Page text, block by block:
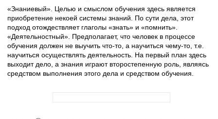
«Знаниевый». Целью и смыслом обучения здесь является
приобретение некоей системы знаний. По сути дела, этот
подход отождествляет глаголы «знать» и «помнить».
«Деятельностный». Предполагает, что человек в процессе
обучения должен не выучить что-то, а научиться чему-то, т.е.
научиться осуществлять деятельность. На первый план здесь
выходит дело, а знания играют второстепенную роль, являясь
средством выполнения этого дела и средством обучения.